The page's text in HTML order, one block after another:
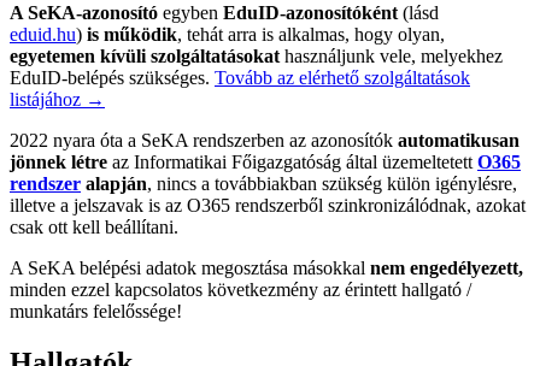
A SeKA-azonosító egyben EduID-azonosítóként (lásd
eduid.hu) is működik, tehát arra is alkalmas, hogy olyan,
egyetemen kívüli szolgáltatásokat használjunk vele, melyekhez
EduID-belépés szükséges. Tovább az elérhető szolgáltatások
listájához →
2022 nyara óta a SeKA rendszerben az azonosítók automatikusan
jönnek létre az Informatikai Főigazgatóság által üzemeltetett O365
rendszer alapján, nincs a továbbiakban szükség külön igénylésre,
illetve a jelszavak is az O365 rendszerből szinkronizálódnak, azokat
csak ott kell beállítani.
A SeKA belépési adatok megosztása másokkal nem engedélyezett,
minden ezzel kapcsolatos következmény az érintett hallgató /
munkatárs felelőssége!